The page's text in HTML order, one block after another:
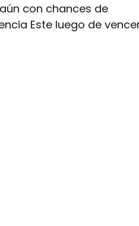
con chances de
Este luego de